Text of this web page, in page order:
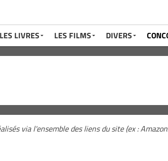
LES LIVRES LES FILMS DIVERS
via l'ensemble des liens du site (ex :